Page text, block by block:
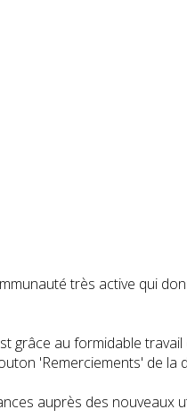
très active qui
grâce au formidable
'Remerciements' de la
auprès des nouveaux